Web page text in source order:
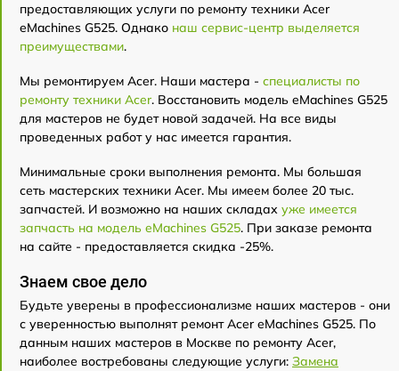
предоставляющих услуги по ремонту техники Acer
eMachines G525. Однако наш сервис-центр выделяется
преимуществами.
Мы ремонтируем Acer. Наши мастера - специалисты по
ремонту техники Acer. Восстановить модель eMachines G525
для мастеров не будет новой задачей. На все виды
проведенных работ у нас имеется гарантия.
Минимальные сроки выполнения ремонта. Мы большая
сеть мастерских техники Acer. Мы имеем более 20 тыс.
запчастей. И возможно на наших складах уже имеется
запчасть на модель eMachines G525. При заказе ремонта
на сайте - предоставляется скидка -25%.
Знаем свое дело
Будьте уверены в профессионализме наших мастеров - они
с уверенностью выполнят ремонт Acer eMachines G525. По
данным наших мастеров в Москве по ремонту Acer,
наиболее востребованы следующие услуги: Замена